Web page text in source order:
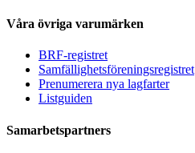
Våra övriga varumärken
BRF-registret
Samfällighetsföreningsregistret
Prenumerera nya lagfarter
Listguiden
Samarbetspartners